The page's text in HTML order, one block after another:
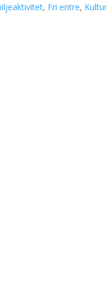
, Fri entre,